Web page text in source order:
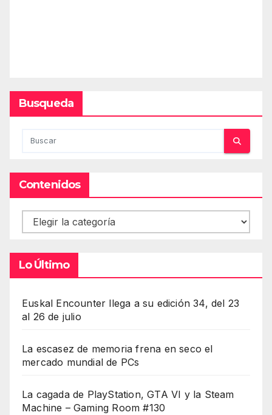
Busqueda
Contenidos
Contenidos
Lo Último
Euskal Encounter llega a su edición 34, del 23
al 26 de julio
La escasez de memoria frena en seco el
mercado mundial de PCs
La cagada de PlayStation, GTA VI y la Steam
Machine – Gaming Room #130